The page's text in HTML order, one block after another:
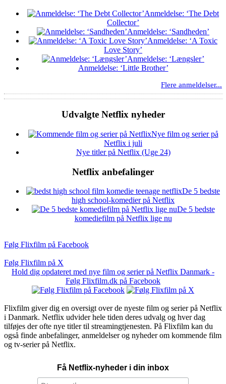
Anmeldelse: ‘The Debt
Collector’
Anmeldelse: ‘Sandheden’
Anmeldelse: ‘A Toxic
Love Story’
Anmeldelse: ‘Længsler’
Anmeldelse: ‘Little Brother’
Flere anmeldelser...
Udvalgte Netflix nyheder
Nye film og serier på
Netflix i juli
Nye titler på Netflix (Uge 24)
Netflix anbefalinger
De 5 bedste
high school-komedier på Netflix
De 5 bedste
komediefilm på Netflix lige nu
Følg Flixfilm på Facebook
Følg Flixfilm på X
Hold dig opdateret med nye film og serier på Netflix Danmark -
Følg Flixfilm.dk på Facebook
Flixfilm giver dig en oversigt over de nyeste film og serier på Netflix
i Danmark. Netflix udvider hele tiden deres udvalg og hver dag
tilføjes der ofte nye titler til streamingtjenesten. På Flixfilm kan du
også finde anbefalinger, anmeldelser og nyheder om kommende film
og tv-serier på Netflix.
Få Netflix-nyheder i din inbox